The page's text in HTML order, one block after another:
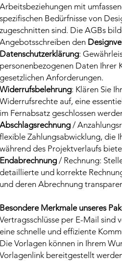
Arbeitsbeziehungen mit
spezifischen Bedürfnisse von
zugeschnitten sind. Die AGBs
Angebotsschreiben den
Datenschutzerklärung:
personenbezogenen Daten Ihrer
gesetzlichen Anforderungen.
Widerrufsbelehrung: Klären Sie
Widerrufsrechte auf, eine
im Fernabsatz geschlossen
Abschlagsrechnung /
flexible Zahlungsabwicklung, die
während des Projektverlaufs
Endabrechnung / Rechnung:
detaillierte und korrekte
und deren Abrechnung
Besondere Merkmale unseres
Vertragsschlüsse per E-Mail sind
eine schnelle und effiziente
Die Vorlagen können in Ihrem
Vorlagenlink bereitgestellt